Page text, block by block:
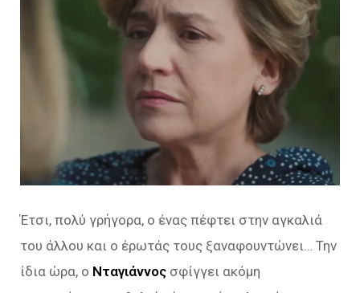
Έτσι, πολύ γρήγορα, ο ένας πέφτει στην αγκαλιά
του άλλου και ο έρωτάς τους ξαναφουντώνει… Την
ίδια ώρα, ο Νταγιάννος σφίγγει ακόμη